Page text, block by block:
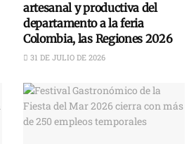
artesanal y productiva del
departamento a la feria
Colombia, las Regiones 2026
31 DE JULIO DE 2026